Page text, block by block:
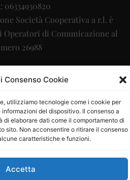
Consenso Cookie
utilizziamo tecnologie come i cookie per
del dispositivo. Il consenso a
di elaborare dati come il comportamento di
sito. Non acconsentire o ritirare il consenso
caratteristiche e funzioni.
Accetta
06334930820
Società Cooperativa a r.l. è
Operatori di Comunicazione al
26988
srl–info@ladigitale.it